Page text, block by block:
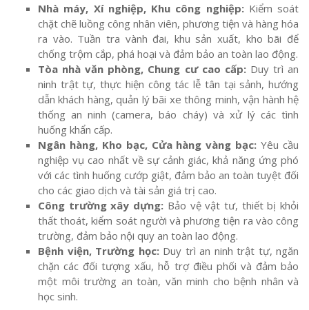
Nhà máy, Xí nghiệp, Khu công nghiệp:Kiểm soát
chặt chẽ luồng công nhân viên, phương tiện và hàng hóa
ra vào. Tuần tra vành đai, khu sản xuất, kho bãi để
chống trộm cắp, phá hoại và đảm bảo an toàn lao động.
Tòa nhà văn phòng, Chung cư cao cấp:Duy trì an
ninh trật tự, thực hiện công tác lễ tân tại sảnh, hướng
dẫn khách hàng, quản lý bãi xe thông minh, vận hành hệ
thống an ninh (camera, báo cháy) và xử lý các tình
huống khẩn cấp.
Ngân hàng, Kho bạc, Cửa hàng vàng bạc: Yêu cầu
nghiệp vụ cao nhất về sự cảnh giác, khả năng ứng phó
với các tình huống cướp giật, đảm bảo an toàn tuyệt đối
cho các giao dịch và tài sản giá trị cao.
Công trường xây dựng: Bảo vệ vật tư, thiết bị khỏi
thất thoát, kiểm soát người và phương tiện ra vào công
trường, đảm bảo nội quy an toàn lao động.
Bệnh viện, Trường học:Duy trì an ninh trật tự, ngăn
chặn các đối tượng xấu, hỗ trợ điều phối và đảm bảo
một môi trường an toàn, văn minh cho bệnh nhân và
học sinh.